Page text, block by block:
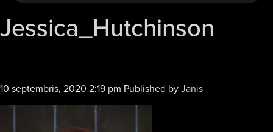
Jessica_Hutchinson
10 septembris, 2020 2:19 pm Published byJānis